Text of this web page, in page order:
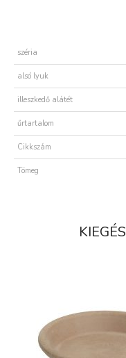
széria
alsó lyuk
illeszkedő alátét
űrtartalom
Cikkszám
Tömeg